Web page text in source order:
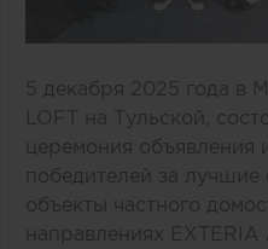
5 декабря 2025 года в
LOFT на Тульской,
церемония объявления
победителей за
объекты частного
направлениях